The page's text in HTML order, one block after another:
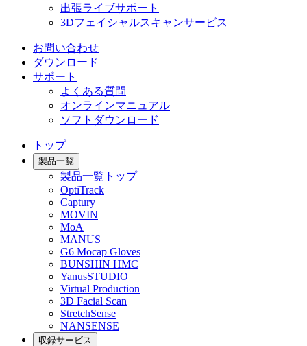
出張ライブサポート
3Dフェイシャルスキャンサービス
お問い合わせ
ダウンロード
サポート
よくある質問
オンラインマニュアル
ソフトダウンロード
トップ
製品一覧
製品一覧トップ
OptiTrack
Captury
MOVIN
MoA
MANUS
G6 Mocap Gloves
BUNSHIN HMC
YanusSTUDIO
Virtual Production
3D Facial Scan
StretchSense
NANSENSE
収録サービス